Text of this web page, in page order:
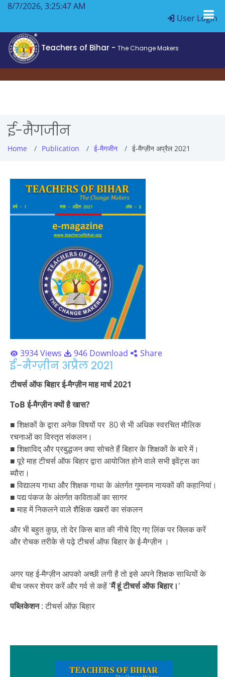
8/7/2026, 3:25:47 AM
User Login
Teachers of Bihar - The Change Makers
ई-मैगजीन
Home Publication ई-मैगजीन ई-मैग्ज़ीन अप्रैल 2021
3934 Views 946 Download Share
ई-मैग्ज़ीन अप्रैल 2021
टीचर्स ऑफ बिहार ई-मैग्ज़ीन माह मार्च 2021
ToB ई-मैग्ज़ीन क्यों है खास?
■ शिक्षकों के द्वारा अनेक विषयों पर 80 से भी अधिक स्वरचित मौलिक
रचनाओं का विस्तृत संकलन।
■ शिक्षाविद् और प्रबुद्धजन क्या सोचते हैं बिहार के शिक्षकों के बारे में।
■ पूरे माह टीचर्स ऑफ बिहार द्वारा आयोजित होने वाले सभी इवेंट्स का
ब्यौरा।
■ विद्यालय गाथा और शिक्षक गाथा के अंतर्गत गुमनाम नायकों की कहानियां।
■ पद्य पंकज के अंतर्गत कविताओं का सागर
■ माह में निकलने वाले शैक्षिक खबरों का संकलन
और भी बहुत कुछ, तो देर किस बात की नीचे दिए गए लिंक पर क्लिक करें
और रोचक तरीके से पढ़े टीचर्स ऑफ बिहार के ई-मैग्ज़ीन ।
अगर यह ई-मैग्ज़ीन आपको अच्छी लगी है तो इसे अपने शिक्षक साथियों के
बीच जरूर शेयर करें और गर्व से कहें 'मैं हूं टीचर्स ऑफ बिहार।'
पब्लिकेशन: टीचर्स ऑफ़ बिहार